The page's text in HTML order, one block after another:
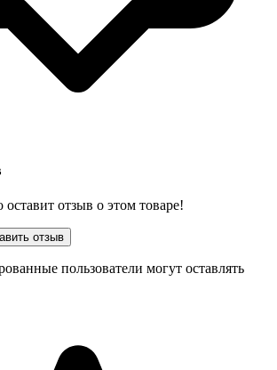
отзыв о этом товаре!
отзыв
пользователи могут оставлять